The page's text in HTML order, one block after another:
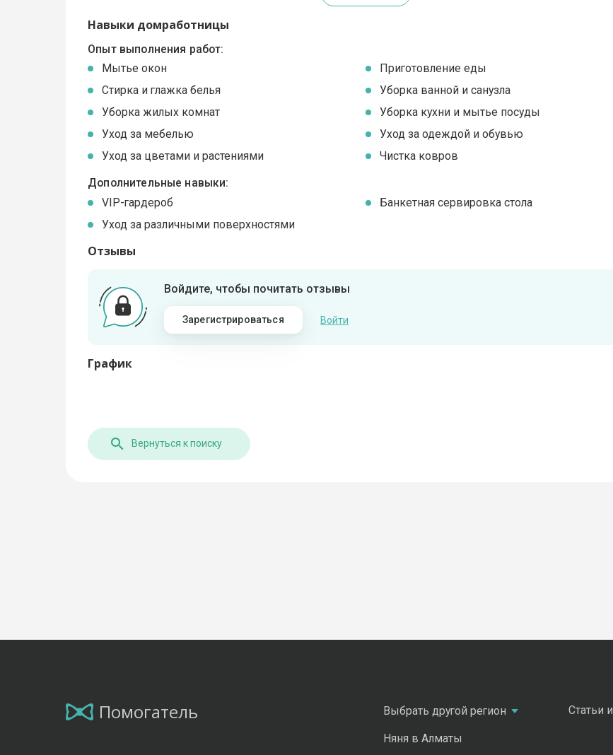
Навыки домработницы
Опыт выполнения работ:
Мытье окон
Приготовление еды
Стирка и глажка белья
Уборка ванной и санузла
Уборка жилых комнат
Уборка кухни и мытье посуды
Уход за мебелью
Уход за одеждой и обувью
Уход за цветами и растениями
Чистка ковров
Дополнительные навыки:
VIP-гардероб
Банкетная сервировка стола
Уход за различными поверхностями
Отзывы
Войдите, чтобы почитать отзывы
Зарегистрироваться Войти
График
Вернуться к поиску
Помогатель Выбрать другой регион
Няня в Алматы
Статьи